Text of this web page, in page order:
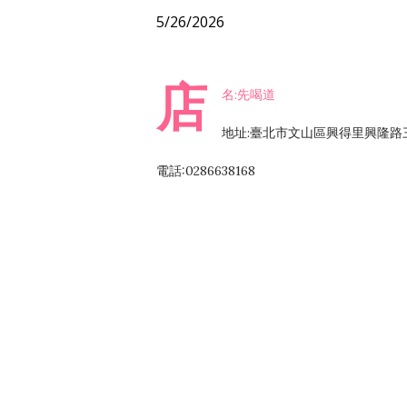
5/26/2026
店 名:先喝道
地址:臺北市文山區興得里興隆路
電話:0286638168